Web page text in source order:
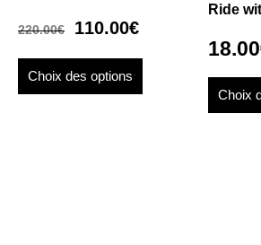
220.00€ 110.00€
Choix des options
Ride
18.00
Choix